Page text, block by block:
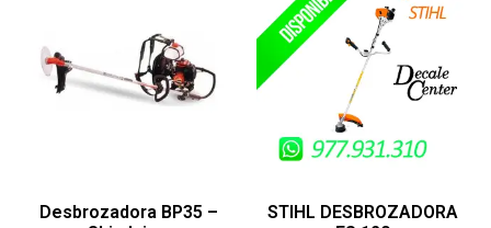
Desbrozadora BP35 –
STIHL DESBROZADORA